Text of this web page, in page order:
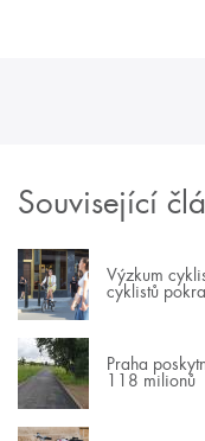
Související
Výzkum
cyklistů
Praha
118 milionů